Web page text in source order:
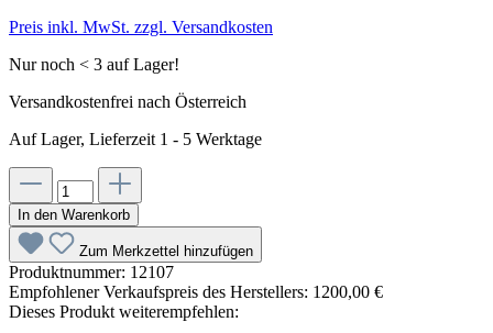
Preis inkl. MwSt. zzgl. Versandkosten
Nur noch < 3 auf Lager!
Versandkostenfrei nach Österreich
Auf Lager, Lieferzeit 1 - 5 Werktage
In den Warenkorb
Zum Merkzettel hinzufügen
Produktnummer: 12107
Empfohlener Verkaufspreis des Herstellers: 1200,00 €
Dieses Produkt weiterempfehlen: